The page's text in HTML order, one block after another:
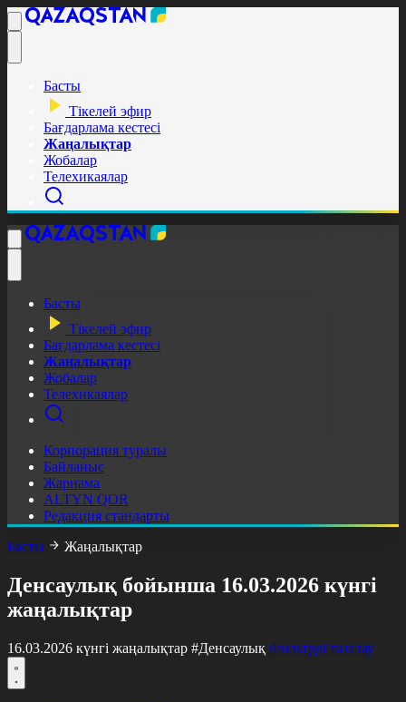
Басты
Тікелей эфир
Бағдарлама кестесі
Жаңалықтар
Жобалар
Телехикаялар
Басты
Тікелей эфир
Бағдарлама кестесі
Жаңалықтар
Жобалар
Телехикаялар
Корпорация туралы
Байланыс
Жарнама
ALTYN QOR
Редакция стандарты
Басты
Жаңалықтар
Денсаулық бойынша 16.03.2026 күнгі
жаңалықтар
16.03.2026 күнгі жаңалықтар #Денсаулық Фильтрді тазалау